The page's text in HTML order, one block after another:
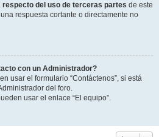
respecto del uso de terceras partes de este
respuesta cortante o directamente no
con un Administrador?
usar el formulario “Contáctenos”, si está
del foro.
usar el enlace “El equipo”.